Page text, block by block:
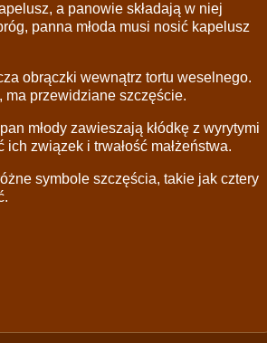
a panowie składają w niej
panna młoda musi nosić kapelusz
obrączki wewnątrz tortu weselnego.
ma przewidziane szczęście.
młody zawieszają kłódkę z wyrytymi
związek i trwałość małżeństwa.
symbole szczęścia, takie jak cztery